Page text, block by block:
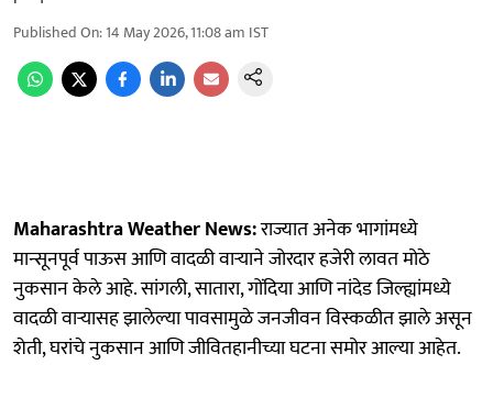
Published On:14 May 2026, 11:08 am IST
Maharashtra Weather News:राज्यात अनेक भागांमध्ये
मान्सूनपूर्व पाऊस आणि वादळी वाऱ्याने जोरदार हजेरी लावत मोठे
नुकसान केले आहे. सांगली, सातारा, गोंदिया आणि नांदेड जिल्ह्यांमध्ये
वादळी वाऱ्यासह झालेल्या पावसामुळे जनजीवन विस्कळीत झाले असून
शेती, घरांचे नुकसान आणि जीवितहानीच्या घटना समोर आल्या आहेत.